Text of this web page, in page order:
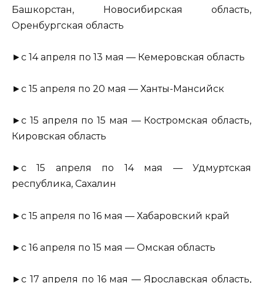
Башкорстан, Новосибирская область,
Оренбургская область
►с 14 апреля по 13 мая — Кемеровская область
►с 15 апреля по 20 мая — Ханты-Мансийск
►с 15 апреля по 15 мая — Костромская область,
Кировская область
►с 15 апреля по 14 мая — Удмуртская
республика, Сахалин
►с 15 апреля по 16 мая — Хабаровский край
►с 16 апреля по 15 мая — Омская область
►с 17 апреля по 16 мая — Ярославская область,